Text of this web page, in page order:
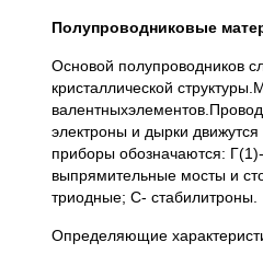
Полупроводниковые
Основой полупроводников
кристаллической
электроны и дырки
приборы обозначаются:
выпрямительные мосты и
триодные; С- стабилитроны.
Определяющие